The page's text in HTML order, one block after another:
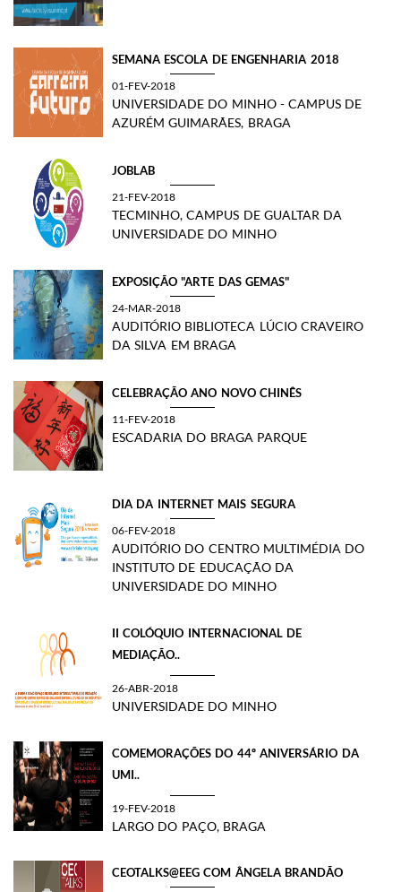
SEMANA ESCOLA DE ENGENHARIA 2018
01-FEV-2018
UNIVERSIDADE DO MINHO - CAMPUS DE
AZURÉM GUIMARÃES, BRAGA
JOBLAB
21-FEV-2018
TECMINHO, CAMPUS DE GUALTAR DA
UNIVERSIDADE DO MINHO
EXPOSIÇÃO "ARTE DAS GEMAS"
24-MAR-2018
AUDITÓRIO BIBLIOTECA LÚCIO CRAVEIRO
DA SILVA EM BRAGA
CELEBRAÇÃO ANO NOVO CHINÊS
11-FEV-2018
ESCADARIA DO BRAGA PARQUE
DIA DA INTERNET MAIS SEGURA
06-FEV-2018
AUDITÓRIO DO CENTRO MULTIMÉDIA DO
INSTITUTO DE EDUCAÇÃO DA
UNIVERSIDADE DO MINHO
II COLÓQUIO INTERNACIONAL DE
MEDIAÇÃO..
26-ABR-2018
UNIVERSIDADE DO MINHO
COMEMORAÇÕES DO 44º ANIVERSÁRIO DA
UMI..
19-FEV-2018
LARGO DO PAÇO, BRAGA
CEOTALKS@EEG COM ÂNGELA BRANDÃO